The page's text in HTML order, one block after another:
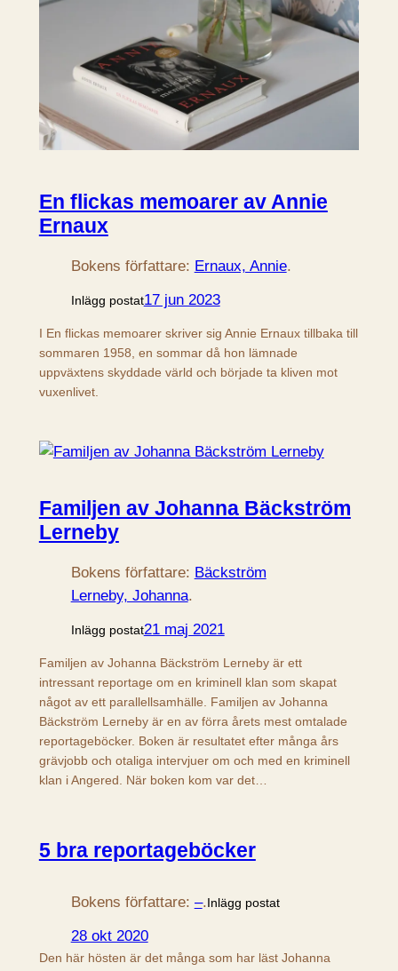
En flickas memoarer av Annie
Ernaux
Bokens författare: Ernaux, Annie.
Inlägg postat17 jun 2023
I En flickas memoarer skriver sig Annie Ernaux tillbaka till
sommaren 1958, en sommar då hon lämnade
uppväxtens skyddade värld och började ta kliven mot
vuxenlivet.
Familjen av Johanna Bäckström
Lerneby
Bokens författare: Bäckström
Lerneby, Johanna.
Inlägg postat21 maj 2021
Familjen av Johanna Bäckström Lerneby är ett
intressant reportage om en kriminell klan som skapat
något av ett parallellsamhälle. Familjen av Johanna
Bäckström Lerneby är en av förra årets mest omtalade
reportageböcker. Boken är resultatet efter många års
grävjobb och otaliga intervjuer om och med en kriminell
klan i Angered. När boken kom var det…
5 bra reportageböcker
Bokens författare: –.Inlägg postat
28 okt 2020
Den här hösten är det många som har läst Johanna